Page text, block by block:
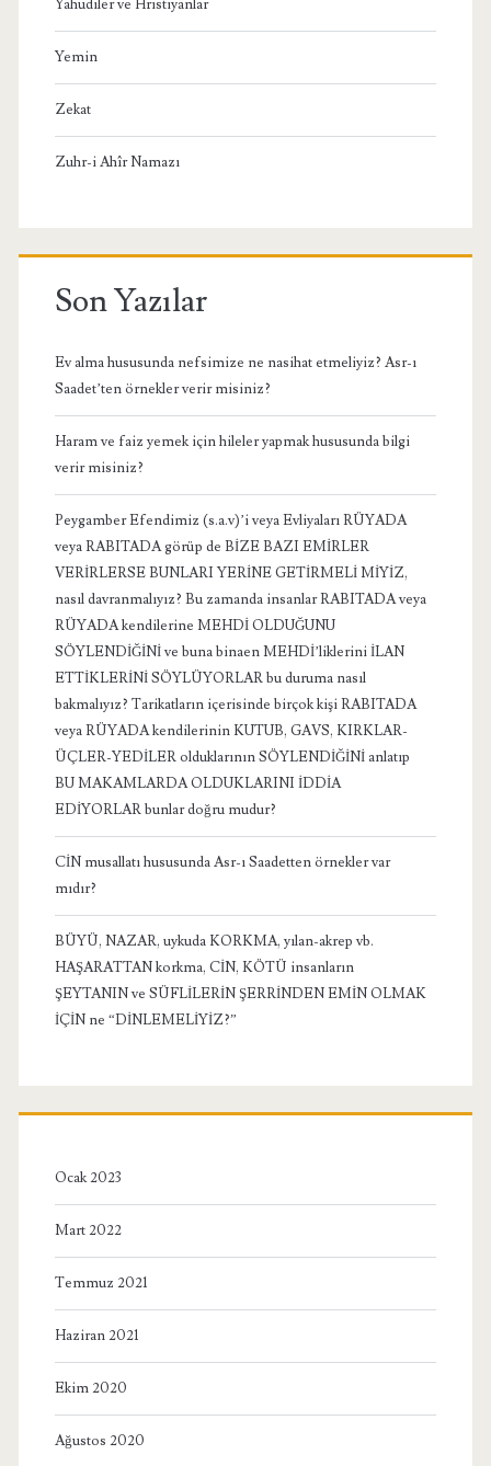
Yahudiler ve Hristiyanlar
Yemin
Zekat
Zuhr-i Ahîr Namazı
Son Yazılar
Ev alma hususunda nefsimize ne nasihat etmeliyiz? Asr-ı
Saadet’ten örnekler verir misiniz?
Haram ve faiz yemek için hileler yapmak hususunda bilgi
verir misiniz?
Peygamber Efendimiz (s.a.v)’i veya Evliyaları RÜYADA
veya RABITADA görüp de BİZE BAZI EMİRLER
VERİRLERSE BUNLARI YERİNE GETİRMELİ MİYİZ,
nasıl davranmalıyız? Bu zamanda insanlar RABITADA veya
RÜYADA kendilerine MEHDİ OLDUĞUNU
SÖYLENDİĞİNİ ve buna binaen MEHDİ’liklerini İLAN
ETTİKLERİNİ SÖYLÜYORLAR bu duruma nasıl
bakmalıyız? Tarikatların içerisinde birçok kişi RABITADA
veya RÜYADA kendilerinin KUTUB, GAVS, KIRKLAR-
ÜÇLER-YEDİLER olduklarının SÖYLENDİĞİNİ anlatıp
BU MAKAMLARDA OLDUKLARINI İDDİA
EDİYORLAR bunlar doğru mudur?
CİN musallatı hususunda Asr-ı Saadetten örnekler var
mıdır?
BÜYÜ, NAZAR, uykuda KORKMA, yılan-akrep vb.
HAŞARATTAN korkma, CİN, KÖTÜ insanların
ŞEYTANIN ve SÜFLİLERİN ŞERRİNDEN EMİN OLMAK
İÇİN ne “DİNLEMELİYİZ?”
Ocak 2023
Mart 2022
Temmuz 2021
Haziran 2021
Ekim 2020
Ağustos 2020